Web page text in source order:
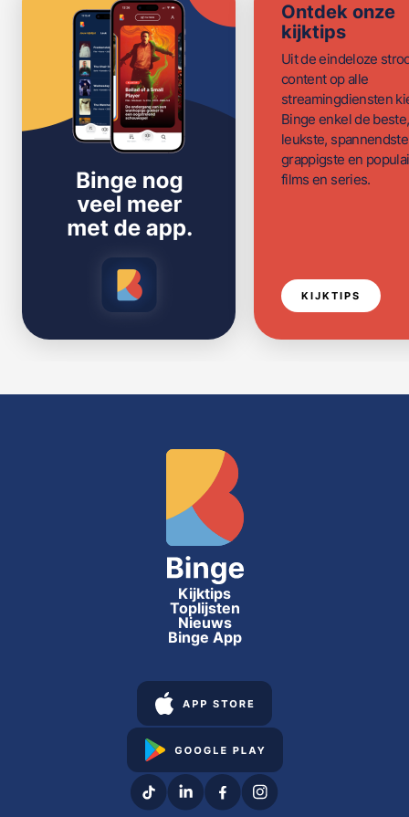
Ontdek onze
kijktips
Uit de eindeloze
content op alle
streamingdiensten
Binge enkel de beste,
leukste,
grappigste en
films en series.
KIJKTIPS
Kijktips
Toplijsten
Nieuws
Binge App